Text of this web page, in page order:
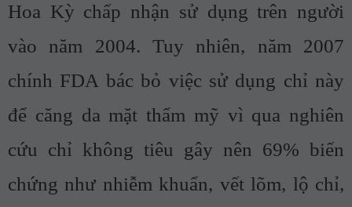
Hoa Kỳ chấp nhận sử dụng trên người
vào năm 2004. Tuy nhiên, năm 2007
chính FDA bác bỏ việc sử dụng chỉ này
để căng da mặt thẩm mỹ vì qua nghiên
cứu chỉ không tiêu gây nên 69% biến
chứng như nhiễm khuẩn, vết lõm, lộ chỉ,